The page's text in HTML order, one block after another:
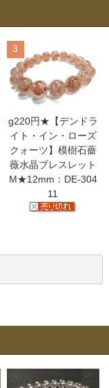
3
g220円★【デンドラ
イト・イン・ローズ
クォーツ】模樹石薔
薇水晶ブレスレット
M★12mm：DE-304
11